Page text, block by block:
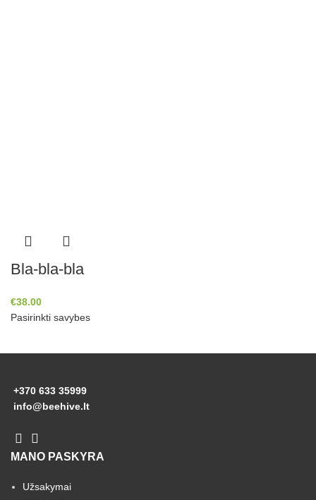
Bla-bla-bla
€38.00
Pasirinkti savybes
+370 633 35999
info@beehive.lt
MANO PASKYRA
Užsakymai